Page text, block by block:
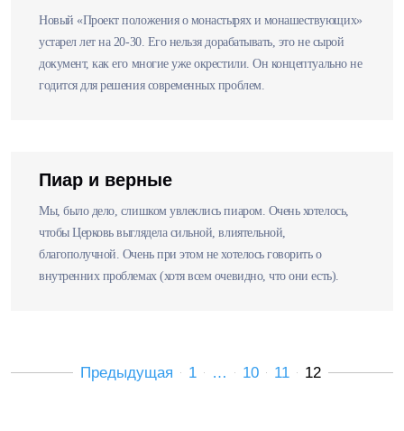
Новый «Проект положения о монастырях и монашествующих»
устарел лет на 20-30. Его нельзя дорабатывать, это не сырой
документ, как его многие уже окрестили. Он концептуально не
годится для решения современных проблем.
Пиар и верные
Мы, было дело, слишком увлеклись пиаром. Очень хотелось,
чтобы Церковь выглядела сильной, влиятельной,
благополучной. Очень при этом не хотелось говорить о
внутренних проблемах (хотя всем очевидно, что они есть).
Предыдущая 1 … 10 11 12